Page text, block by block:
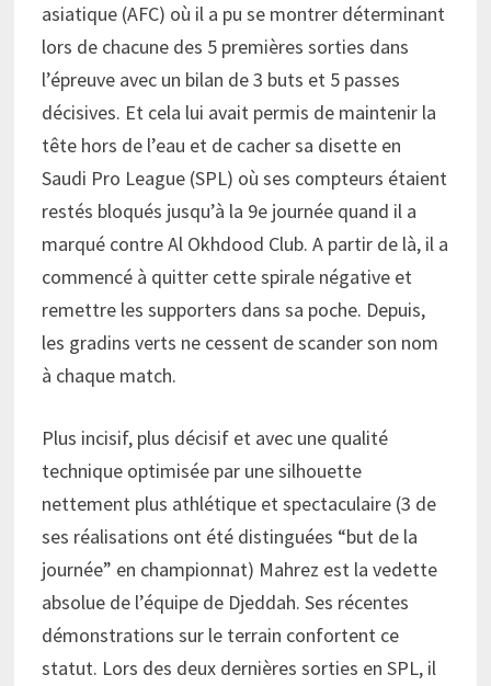
asiatique (AFC) où il a pu se montrer déterminant
lors de chacune des 5 premières sorties dans
l’épreuve avec un bilan de 3 buts et 5 passes
décisives. Et cela lui avait permis de maintenir la
tête hors de l’eau et de cacher sa disette en
Saudi Pro League (SPL) où ses compteurs étaient
restés bloqués jusqu’à la 9e journée quand il a
marqué contre Al Okhdood Club. A partir de là, il a
commencé à quitter cette spirale négative et
remettre les supporters dans sa poche. Depuis,
les gradins verts ne cessent de scander son nom
à chaque match.
Plus incisif, plus décisif et avec une qualité
technique optimisée par une silhouette
nettement plus athlétique et spectaculaire (3 de
ses réalisations ont été distinguées “but de la
journée” en championnat) Mahrez est la vedette
absolue de l’équipe de Djeddah. Ses récentes
démonstrations sur le terrain confortent ce
statut. Lors des deux dernières sorties en SPL, il